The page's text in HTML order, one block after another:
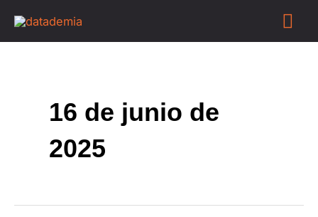
16 de junio de
2025